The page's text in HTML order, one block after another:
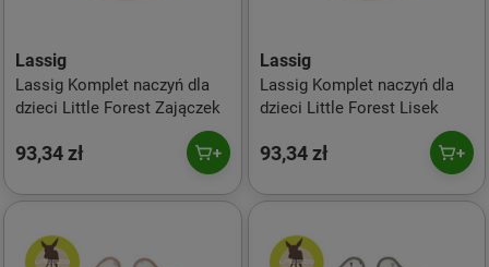
Lassig
Lassig Komplet naczyń dla
dzieci Little Forest Zajączek
93,34 zł
Lassig
Lassig Komplet naczyń dla
dzieci Little Forest Lisek
93,34 zł